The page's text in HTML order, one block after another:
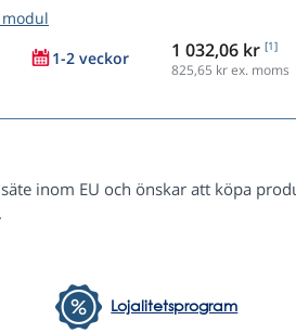
1-2 veckor 1 032,06 kr [1]
825,65 kr ex. moms
inom EU och önskar att köpa
Lojalitetsprogram